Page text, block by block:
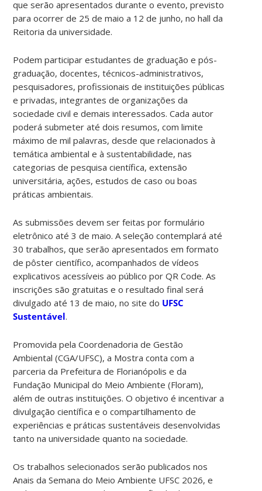
que serão apresentados durante o evento, previsto
para ocorrer de 25 de maio a 12 de junho, no hall da
Reitoria da universidade.
Podem participar estudantes de graduação e pós-
graduação, docentes, técnicos-administrativos,
pesquisadores, profissionais de instituições públicas
e privadas, integrantes de organizações da
sociedade civil e demais interessados. Cada autor
poderá submeter até dois resumos, com limite
máximo de mil palavras, desde que relacionados à
temática ambiental e à sustentabilidade, nas
categorias de pesquisa científica, extensão
universitária, ações, estudos de caso ou boas
práticas ambientais.
As submissões devem ser feitas por formulário
eletrônico até 3 de maio. A seleção contemplará até
30 trabalhos, que serão apresentados em formato
de pôster científico, acompanhados de vídeos
explicativos acessíveis ao público por QR Code. As
inscrições são gratuitas e o resultado final será
divulgado até 13 de maio, no site do UFSC
Sustentável.
Promovida pela Coordenadoria de Gestão
Ambiental (CGA/UFSC), a Mostra conta com a
parceria da Prefeitura de Florianópolis e da
Fundação Municipal do Meio Ambiente (Floram),
além de outras instituições. O objetivo é incentivar a
divulgação científica e o compartilhamento de
experiências e práticas sustentáveis desenvolvidas
tanto na universidade quanto na sociedade.
Os trabalhos selecionados serão publicados nos
Anais da Semana do Meio Ambiente UFSC 2026, e